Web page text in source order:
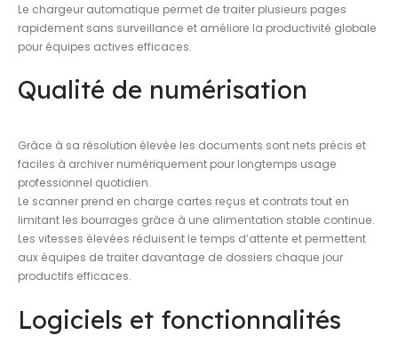
Le chargeur automatique permet de traiter plusieurs pages
rapidement sans surveillance et améliore la productivité globale
pour équipes actives efficaces.
Qualité de numérisation
Grâce à sa résolution élevée les documents sont nets précis et
faciles à archiver numériquement pour longtemps usage
professionnel quotidien.
Le scanner prend en charge cartes reçus et contrats tout en
limitant les bourrages grâce à une alimentation stable continue.
Les vitesses élevées réduisent le temps d’attente et permettent
aux équipes de traiter davantage de dossiers chaque jour
productifs efficaces.
Logiciels et fonctionnalités